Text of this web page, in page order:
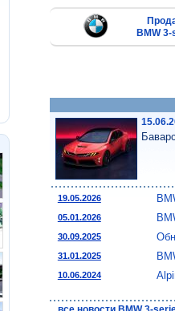
BMW
19.05.2026
05.01.2026
30.09.2025
31.01.2025
10.06.2024